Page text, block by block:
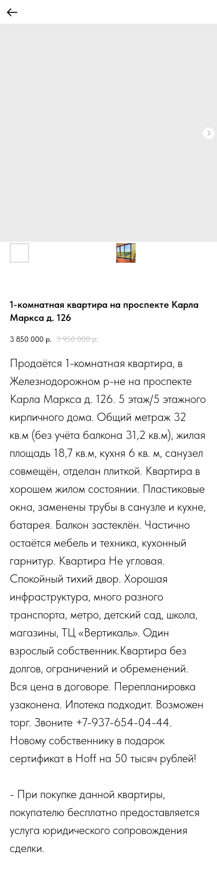
1-комнатная квартира на проспекте Карла
Маркса д. 126
3 850 000 р. 3 950 000 р.
Продаётся 1-комнатная квартира, в
Железнодорожном р-не на проспекте
Карла Маркса д. 126. 5 этаж/5 этажного
кирпичного дома. Общий метраж 32
кв.м (без учёта балкона 31,2 кв.м), жилая
площадь 18,7 кв.м, кухня 6 кв. м, санузел
совмещён, отделан плиткой. Квартира в
хорошем жилом состоянии. Пластиковые
окна, заменены трубы в санузле и кухне,
батарея. Балкон застеклён. Частично
остаётся мебель и техника, кухонный
гарнитур. Квартира Не угловая.
Спокойный тихий двор. Хорошая
инфраструктура, много разного
транспорта, метро, детский сад, школа,
магазины, ТЦ «Вертикаль». Один
взрослый собственник.Квартира без
долгов, ограничений и обременений.
Вся цена в договоре. Перепланировка
узаконена. Ипотека подходит. Возможен
торг. Звоните +7-937-654-04-44.
Новому собственнику в подарок
сертификат в Hoff на 50 тысяч рублей!
- При покупке данной квартиры,
покупателю бесплатно предоставляется
услуга юридического сопровождения
сделки.